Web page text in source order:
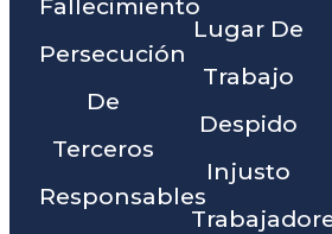
Fallecimiento
Persecución
De
Terceros
Responsables
Lugar De
Trabajo
Despido
Injusto